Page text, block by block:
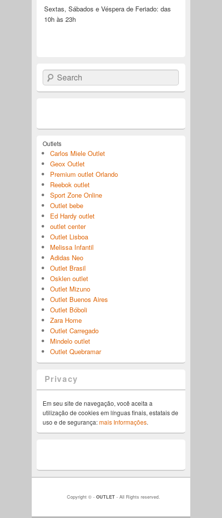
Sextas, Sábados e Véspera de Feriado: das
10h às 23h
Search
Outlets
Carlos Miele Outlet
Geox Outlet
Premium outlet Orlando
Reebok outlet
Sport Zone Online
Outlet bebe
Ed Hardy outlet
outlet center
Outlet Lisboa
Melissa Infantil
Adidas Neo
Outlet Brasil
Osklen outlet
Outlet Mizuno
Outlet Buenos Aires
Outlet Bóboli
Zara Home
Outlet Carregado
Mindelo outlet
Outlet Quebramar
Privacy
Em seu site de navegação, você aceita a
utilização de cookies em línguas finais, estatais de
uso e de segurança:mais Informações.
Copyright © - OUTLET- All Rights reserved.